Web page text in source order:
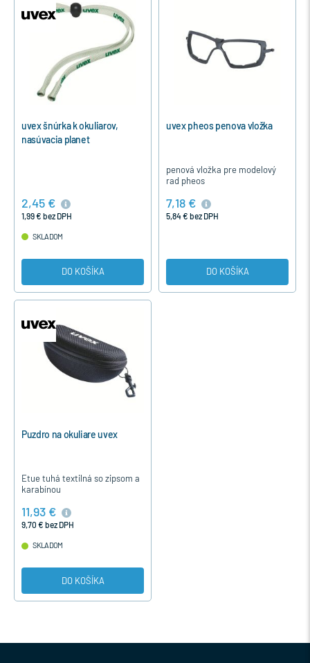
uvex šnúrka k okuliarov,
nasúvacia planet
2,45 €
1,99 € bez DPH
SKLADOM
DO KOŠÍKA
uvex pheos penova vložka
penová vložka pre modelový
rad pheos
7,18 €
5,84 € bez DPH
DO KOŠÍKA
Puzdro na okuliare uvex
Etue tuhá textilná so zipsom a
karabínou
11,93 €
9,70 € bez DPH
SKLADOM
DO KOŠÍKA